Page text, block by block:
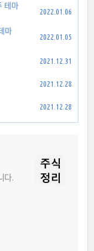
테마
2022.01.06
마
2022.01.05
2021.12.31
2021.12.28
2021.12.28
다.